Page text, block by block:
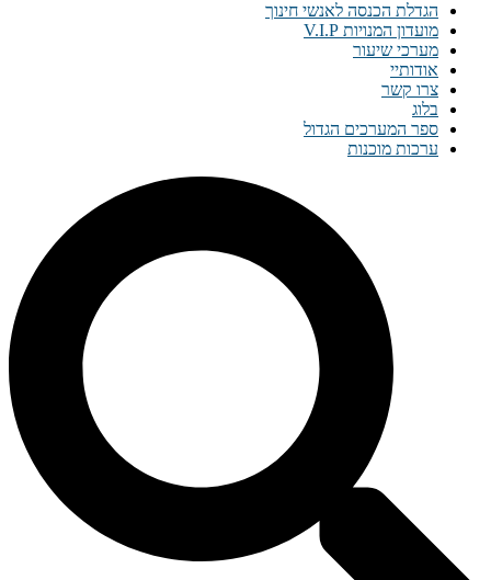
הגדלת הכנסה לאנשי חינוך
מועדון המנויות V.I.P
מערכי שיעור
אודותיי
צרו קשר
בלוג
ספר המערכים הגדול
ערכות מוכנות